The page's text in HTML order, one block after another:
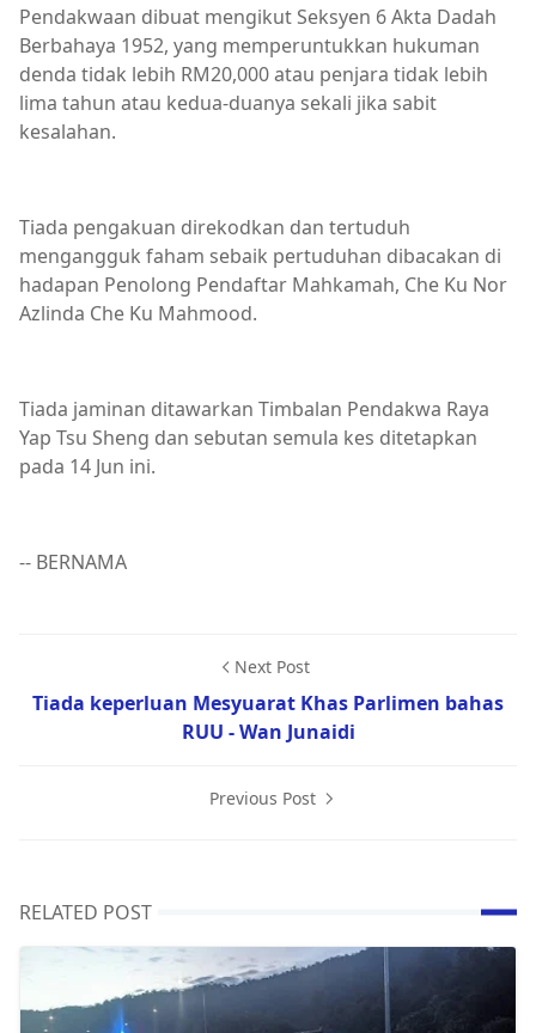
Pendakwaan dibuat mengikut Seksyen 6 Akta Dadah
Berbahaya 1952, yang memperuntukkan hukuman
denda tidak lebih RM20,000 atau penjara tidak lebih
lima tahun atau kedua-duanya sekali jika sabit
kesalahan.
Tiada pengakuan direkodkan dan tertuduh
mengangguk faham sebaik pertuduhan dibacakan di
hadapan Penolong Pendaftar Mahkamah, Che Ku Nor
Azlinda Che Ku Mahmood.
Tiada jaminan ditawarkan Timbalan Pendakwa Raya
Yap Tsu Sheng dan sebutan semula kes ditetapkan
pada 14 Jun ini.
-- BERNAMA
Next Post
Tiada keperluan Mesyuarat Khas Parlimen bahas
RUU - Wan Junaidi
Previous Post
RELATED POST